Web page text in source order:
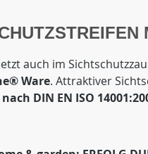
auch im
Ware. Attraktiver
DIN EN ISO